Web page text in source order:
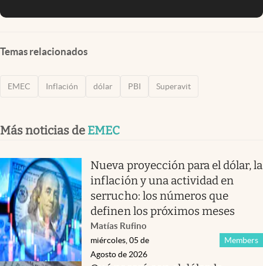
Temas relacionados
EMEC Inflación dólar PBI Superavit
Más noticias de EMEC
Nueva proyección para el dólar, la
inflación y una actividad en
serrucho: los números que
definen los próximos meses
Matías Rufino
Members
miércoles, 05 de
Agosto de 2026